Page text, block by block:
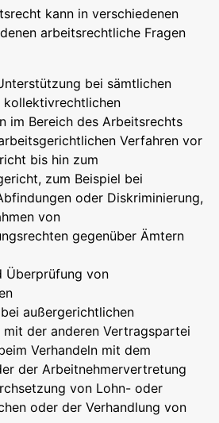
kann in verschiedenen
arbeitsrechtliche Fragen
bei sämtlichen
kollektivrechtlichen
im Bereich des Arbeitsrechts
Verfahren vor
bis hin zum
zum Beispiel bei
oder Diskriminierung,
von
gegenüber Ämtern
Überprüfung von
außergerichtlichen
mit der anderen Vertragspartei
Verhandeln mit dem
der Arbeitnehmervertretung
von Lohn- oder
oder der Verhandlung von